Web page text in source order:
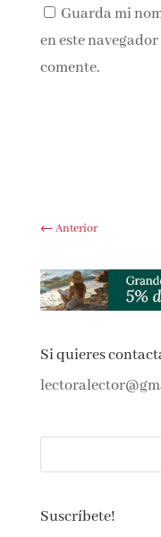
Guarda mi
en este
comente.
← Anterior
Si quieres
Suscríbete!